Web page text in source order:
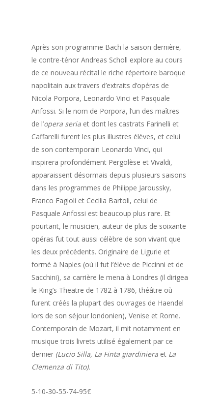
Après son programme Bach la saison dernière,
le contre-ténor Andreas Scholl explore au cours
de ce nouveau récital le riche répertoire baroque
napolitain aux travers d’extraits d’opéras de
Nicola Porpora, Leonardo Vinci et Pasquale
Anfossi. Si le nom de Porpora, l’un des maîtres
de l’opera seria et dont les castrats Farinelli et
Caffarelli furent les plus illustres élèves, et celui
de son contemporain Leonardo Vinci, qui
inspirera profondément Pergolèse et Vivaldi,
apparaissent désormais depuis plusieurs saisons
dans les programmes de Philippe Jaroussky,
Franco Fagioli et Cecilia Bartoli, celui de
Pasquale Anfossi est beaucoup plus rare. Et
pourtant, le musicien, auteur de plus de soixante
opéras fut tout aussi célèbre de son vivant que
les deux précédents. Originaire de Ligurie et
formé à Naples (où il fut l’élève de Piccinni et de
Sacchini), sa carrière le mena à Londres (il dirigea
le King’s Theatre de 1782 à 1786, théâtre où
furent créés la plupart des ouvrages de Haendel
lors de son séjour londonien), Venise et Rome.
Contemporain de Mozart, il mit notamment en
musique trois livrets utilisé également par ce
dernier (Lucio Silla, La Finta giardiniera et La
Clemenza di Tito).
5-10-30-55-74-95€